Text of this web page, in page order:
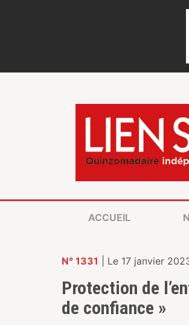
ACCUEIL
N° 1331 | Le 17 janvier
Protection de
de confiance »